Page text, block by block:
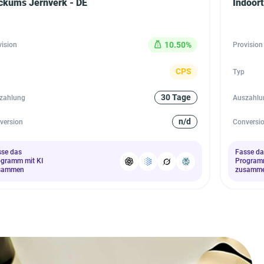
Jernverk - DE
10.50%
CPS
30 Tage
n/d
das
mit KI
Provision
Typ
Fasse